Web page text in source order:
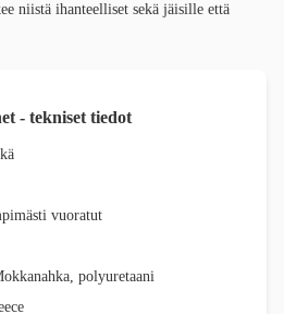
niistä ihanteelliset sekä jäisille että
- tekniset tiedot
vuoratut
polyuretaani